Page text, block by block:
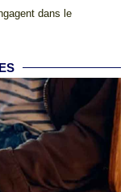
dans le